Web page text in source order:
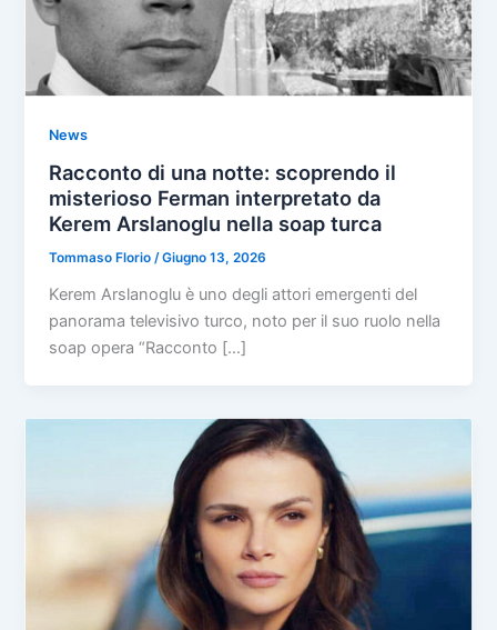
News
Racconto di una notte: scoprendo il
misterioso Ferman interpretato da
Kerem Arslanoglu nella soap turca
Tommaso Florio/Giugno 13, 2026
Kerem Arslanoglu è uno degli attori emergenti del
panorama televisivo turco, noto per il suo ruolo nella
soap opera “Racconto […]